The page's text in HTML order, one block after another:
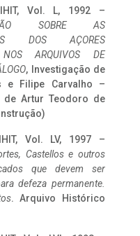
Vol. L, 1992 –
SOBRE AS
DOS AÇORES
NOS ARQUIVOS DE
, Investigação de
e Filipe Carvalho –
de Artur Teodoro de
Vol. LV, 1997 –
Castellos e outros
que devem ser
defeza permanente.
. Arquivo Histórico